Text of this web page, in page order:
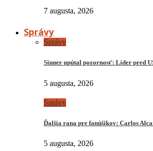
7 augusta, 2026
Správy
Správy
Sinner upútal pozornosť: Líder pred
5 augusta, 2026
Správy
Ďalšia rana pre fanúšikov: Carlos
5 augusta, 2026